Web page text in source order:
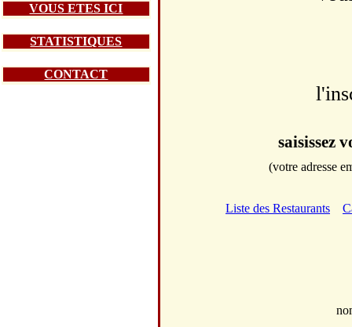
VOUS ETES ICI
STATISTIQUES
CONTACT
saisissez
(votre adresse
Liste des Restaurants